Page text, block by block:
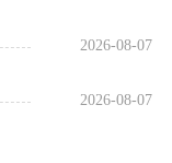
2026-08-07
2026-08-07